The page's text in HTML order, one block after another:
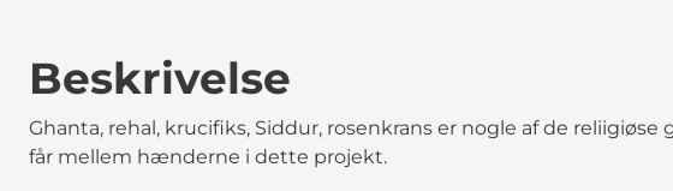
Beskrivelse
Ghanta, rehal, krucifiks, Siddur, rosenkrans er nogle af de reliigiøse
får mellem hænderne i dette projekt.